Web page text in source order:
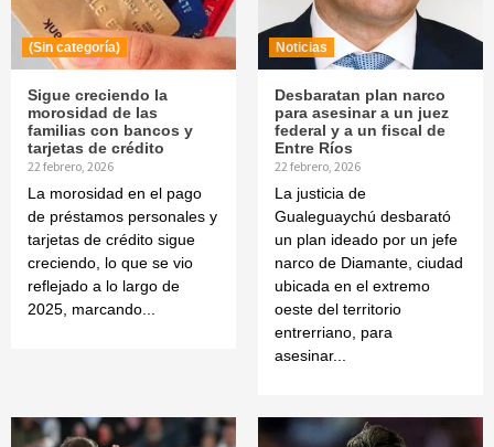
(Sin categoría)
Sigue creciendo la
morosidad de las
familias con bancos y
tarjetas de crédito
22 febrero, 2026
La morosidad en el pago
de préstamos personales y
tarjetas de crédito sigue
creciendo, lo que se vio
reflejado a lo largo de
2025, marcando...
Noticias
Desbaratan plan narco
para asesinar a un juez
federal y a un fiscal de
Entre Ríos
22 febrero, 2026
La justicia de
Gualeguaychú desbarató
un plan ideado por un jefe
narco de Diamante, ciudad
ubicada en el extremo
oeste del territorio
entrerriano, para
asesinar...